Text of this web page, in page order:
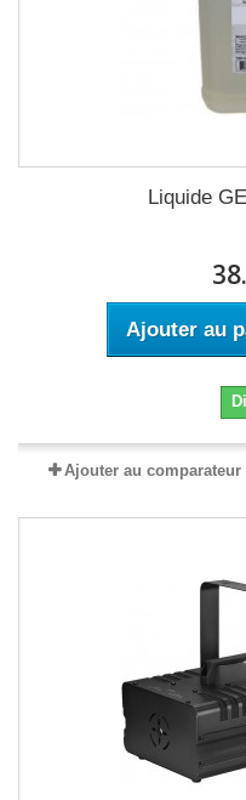
Liquide
Ajouter au
Ajouter au comparateur